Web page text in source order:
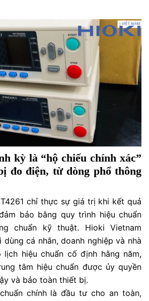
kỳ là “hộ chiếu chính xác”
đo điện, từ dòng phổ thông
chỉ thực sự giá trị khi kết quả
bảo bằng quy trình hiệu chuẩn
chuẩn kỹ thuật. Hioki Vietnam
dùng cá nhân, doanh nghiệp và nhà
lịch hiệu chuẩn cố định hằng năm,
tâm hiệu chuẩn được ủy quyền
và bảo toàn thiết bị.
chính là đầu tư cho an toàn,